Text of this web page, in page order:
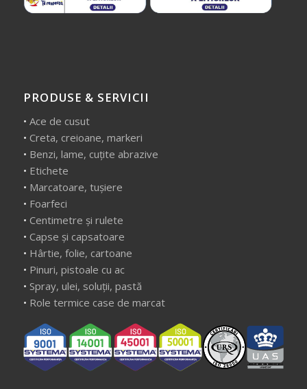
PRODUSE & SERVICII
• Ace de cusut
• Creta, creioane, markeri
• Benzi, lame, cuțite abrazive
• Etichete
• Marcatoare, tușiere
• Foarfeci
• Centimetre și rulete
• Capse și capsatoare
• Hârtie, folie, cartoane
• Pinuri, pistoale cu ac
• Spray, ulei, soluții, pastă
• Role termice case de marcat